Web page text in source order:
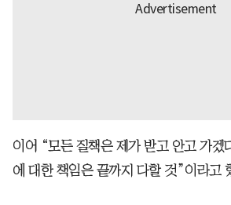
이어 “모든 질책은 제가 받고 안고 가겠
에 대한 책임은 끝까지 다할 것”이라고